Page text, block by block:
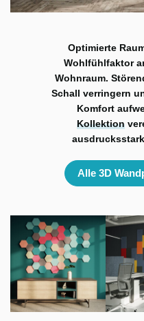
Optimierte
Wohlfühlfaktor
Wohnraum.
Schall verringern
Komfort
Kollektion
Alle 3D